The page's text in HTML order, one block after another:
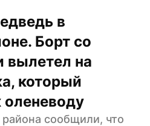
в
Борт со
вылетел на
который
сообщили, что